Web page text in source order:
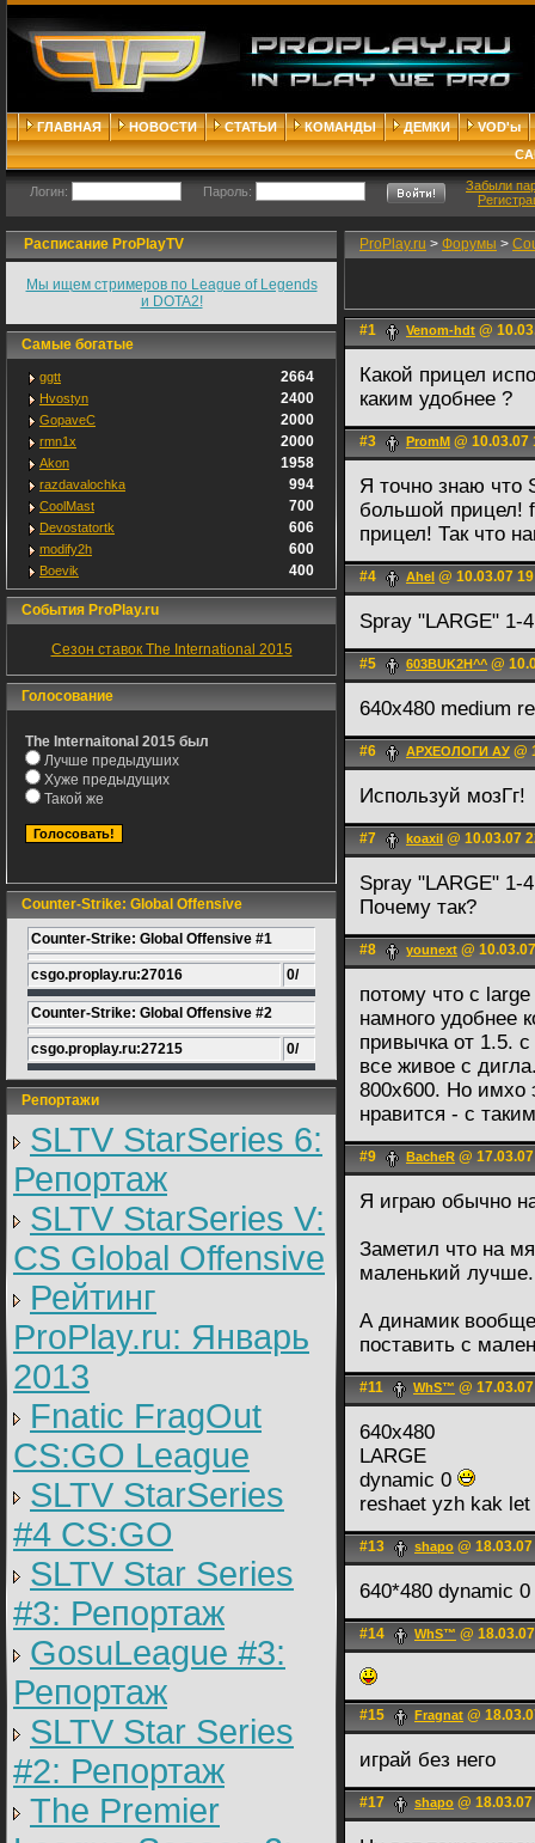
ГЛАВНАЯ НОВОСТИ СТАТЬИ КОМАНДЫ ДЕМКИ
VOD'ы
Логин: Пароль:
Забыли
Расписание ProPlayTV
Мы ищем стримеров по League of Legends
и DOTA2!
Самые богатые
ggtt 2664
Hvostyn 2400
GopaveC 2000
rmn1x 2000
Akon 1958
razdavalochka 994
CoolMast 700
Devostatortk 606
modify2h 600
Boevik 400
События ProPlay.ru
Сезон ставок The International 2015
Голосование
The Internaitonal 2015 был
Лучше предыдуших
Хуже предыдущих
Такой же
Counter-Strike: Global Offensive
Counter-Strike: Global Offensive #1
csgo.proplay.ru:27016 0/
Counter-Strike: Global Offensive #2
csgo.proplay.ru:27215 0/
Репортажи
SLTV StarSeries 6:
Репортаж
SLTV StarSeries V:
CS Global Offensive
Рейтинг
ProPlay.ru: Январь
2013
Fnatic FragOut
CS:GO League
SLTV StarSeries
#4 CS:GO
SLTV Star Series
#3: Репортаж
GosuLeague #3:
Репортаж
SLTV Star Series
#2: Репортаж
The Premier
ProPlay.ru > Форумы >
#1 Venom-hdt @
Какой прицел
каким удобнее ?
#3 PromM @ 10.03.07
Я точно знаю что
большой прицел!
прицел! Так что
#4 Ahel @ 10.03.07
Spray "LARGE" 1-
#5 603BUK2H^^ @
640x480 medium
#6 АРХЕОЛОГИ АУ @
Используй мозГг!
#7 koaxil @ 10.03.07
Spray "LARGE" 1-
Почему так?
#8 younext @
потому что с
намного удобнее
привычка от 1.5.
все живое с
800х600. Но имхо
нравится - с
#9 BacheR @
Я играю обычно
Заметил что на
маленький лучше.
А динамик
поставить с
#11 WhS™ @
640x480
LARGE
dynamic 0
reshaet yzh kak
#13 shapo @
640*480 dynamic
#14 WhS™ @
#15 Fragnat @
играй без него
#17 shapo @